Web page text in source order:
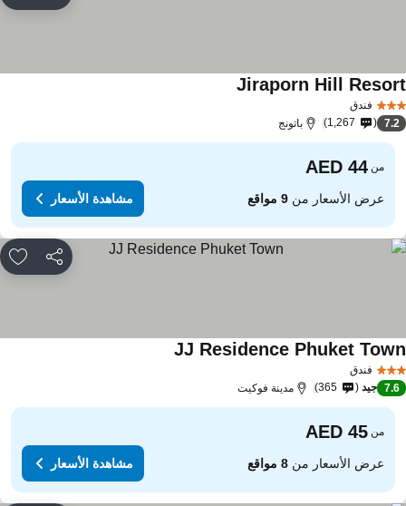
فندق
Jiraporn Hillمشاهدة الأسعار
7.2
1,267 باتونج
من
عرض الأسعار من9 مواقع مشاهدة الأسعار
مشاركة
فندق
JJ Residence Phuketمشاهدة الأسعار
7.6 جيد 365 مدينة فوكيت
من
عرض الأسعار من8 مواقع مشاهدة الأسعار